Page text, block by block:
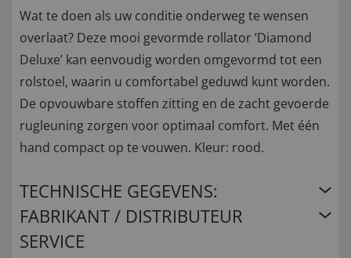
Wat te doen als uw conditie onderweg te wensen
overlaat? Deze mooi gevormde rollator ’Diamond
Deluxe’ kan eenvoudig worden omgevormd tot een
rolstoel, waarin u comfortabel geduwd kunt worden.
De opvouwbare stoffen zitting en de zacht gevoerde
rugleuning zorgen voor optimaal comfort. Met één
hand compact op te vouwen. Kleur: rood.
TECHNISCHE GEGEVENS:
FABRIKANT / DISTRIBUTEUR
SERVICE